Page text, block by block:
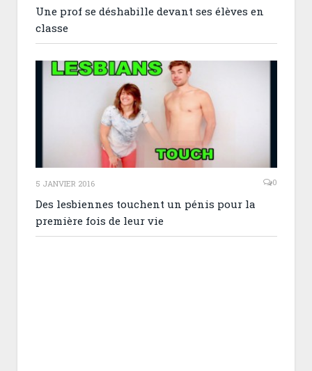
Une prof se déshabille devant ses élèves en
classe
5 JANVIER 2016 0
Des lesbiennes touchent un pénis pour la
première fois de leur vie